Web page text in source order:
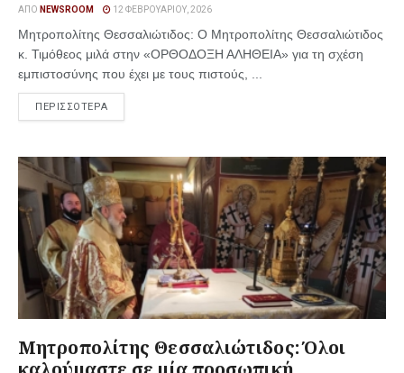
ΑΠΌ NEWSROOM 12 ΦΕΒΡΟΥΑΡΊΟΥ, 2026
Μητροπολίτης Θεσσαλιώτιδος: Ο Μητροπολίτης Θεσσαλιώτιδος
κ. Τιμόθεος μιλά στην «ΟΡΘΟΔΟΞΗ ΑΛΗΘΕΙΑ» για τη σχέση
εμπιστοσύνης που έχει με τους πιστούς, ...
ΠΕΡΙΣΣΟΤΕΡΑ
Μητροπολίτης Θεσσαλιώτιδος: Όλοι